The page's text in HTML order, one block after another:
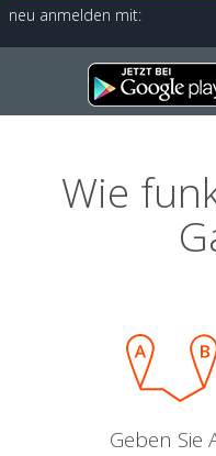
neu anmelden mit:
Wie
Geben